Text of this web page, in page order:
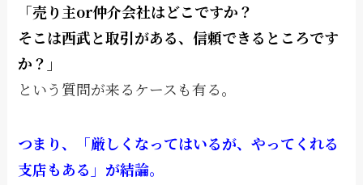
「売り主or仲介会社はどこですか？
そこは西武と取引がある、信頼できるところです
か？」
という質問が来るケースも有る。
つまり、「厳しくなってはいるが、やってくれる
支店もある」が結論。